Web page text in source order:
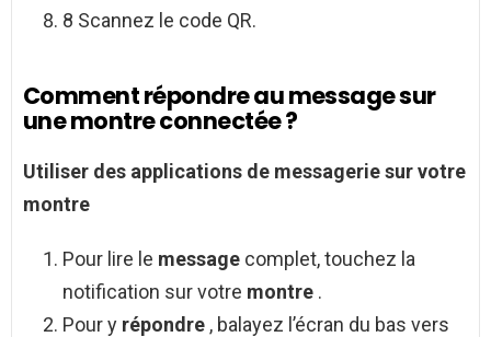
8 Scannez le code QR.
Comment répondre au message sur
une montre connectée ?
Utiliser des applications de messagerie sur votre
montre
Pour lire le message complet, touchez la
notification sur votre montre .
Pour y répondre , balayez l’écran du bas vers